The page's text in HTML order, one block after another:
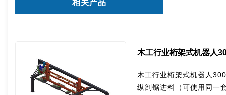
相关产品
木工行业桁架式机器人
木工行业桁架式机器人
纵剖锯进料（可使用同一